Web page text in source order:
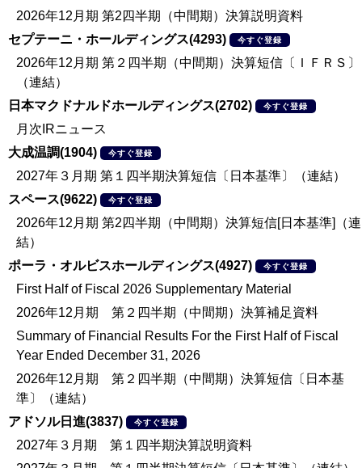
2026年12月期 第2四半期（中間期）決算説明資料
セプテーニ・ホールディングス(4293)
今すぐ登録
2026年12月期 第２四半期（中間期）決算短信〔ＩＦＲＳ〕
（連結）
日本マクドナルドホールディングス(2702)
今すぐ登録
月次IRニュース
大成温調(1904)
今すぐ登録
2027年３月期 第１四半期決算短信〔日本基準〕（連結）
スペース(9622)
今すぐ登録
2026年12月期 第2四半期（中間期）決算短信[日本基準]（連
結）
ポーラ・オルビスホールディングス(4927)
今すぐ登録
First Half of Fiscal 2026 Supplementary Material
2026年12月期 第２四半期（中間期）決算補足資料
Summary of Financial Results For the First Half of Fiscal
Year Ended December 31, 2026
2026年12月期 第２四半期（中間期）決算短信〔日本基
準〕（連結）
アドソル日進(3837)
今すぐ登録
2027年３月期 第１四半期決算説明資料